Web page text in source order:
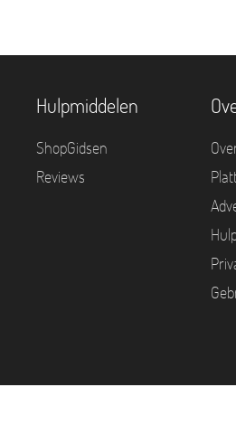
Hulpmiddelen
ShopGidsen
Reviews